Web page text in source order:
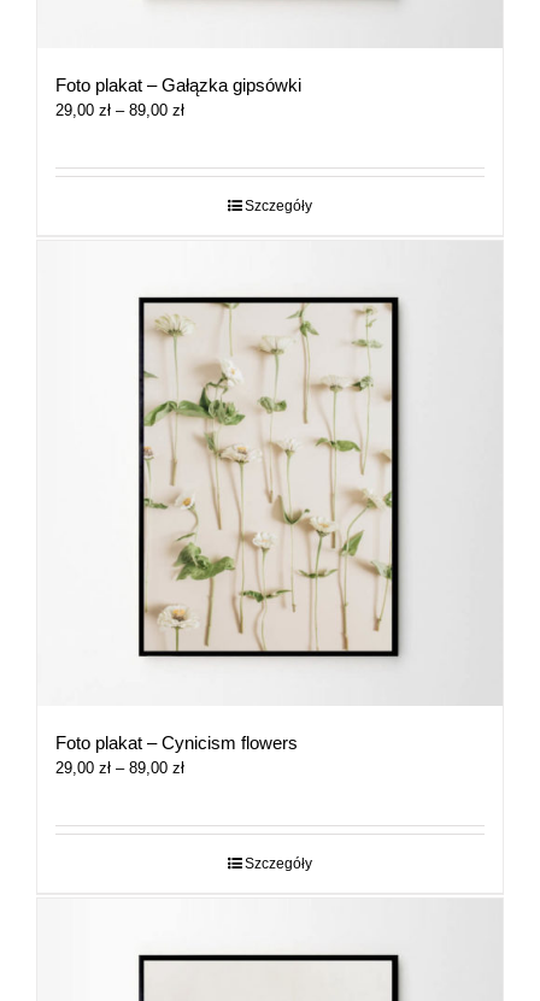
Foto plakat – Gałązka gipsówki
29,00 zł – 89,00 złZakres
29,00 zł
Szczegóły
Foto plakat – Cynicism flowers
29,00 zł – 89,00 złZakres
29,00 zł
Szczegóły